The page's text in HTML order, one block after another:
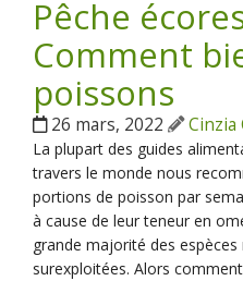
Pêche
Comment
poissons
26 mars, 2022 Cinzia
La plupart des guides
travers le monde nous
portions de poisson par
à cause de leur teneur en
grande majorité des
surexploitées. Alors